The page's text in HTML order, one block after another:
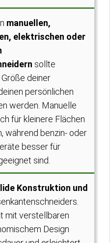
manuellen,
elektrischen oder
sollte
deiner
persönlichen
werden. Manuelle
für kleinere Flächen
während benzin- oder
besser für
sind.
Konstruktion und
mit verstellbaren
Design